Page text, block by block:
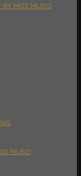
MISS MUSO
MUSO